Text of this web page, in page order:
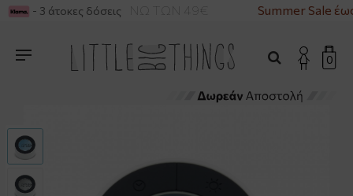
ΓΙΑ ΑΓΟΡΕΣ ΑΝΩ ΤΩΝ 49€ Summer Sale
- 3 άτοκες δόσεις
0